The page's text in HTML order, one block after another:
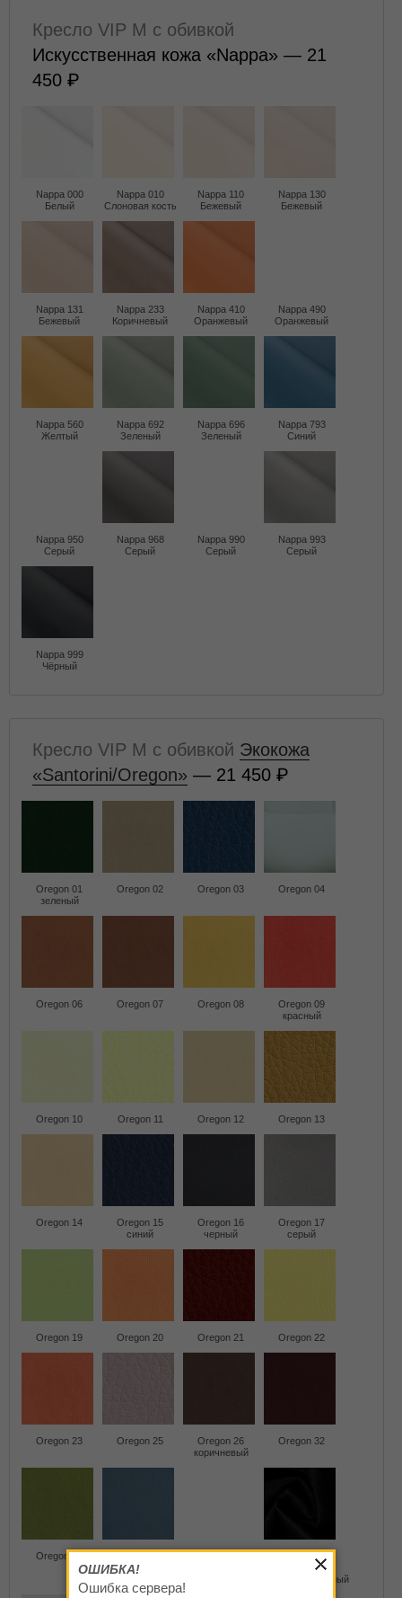
Кресло VIP M с обивкой
Искусственная кожа «Nappa» — 21
450
Nappa 000
Белый
Nappa 010
Слоновая кость
Nappa 110
Бежевый
Nappa 130
Бежевый
Nappa 131
Бежевый
Nappa 233
Коричневый
Nappa 410
Оранжевый
Nappa 490
Оранжевый
Nappa 560
Желтый
Nappa 692
Зеленый
Nappa 696
Зеленый
Nappa 793
Синий
Nappa 950
Серый
Nappa 968
Серый
Nappa 990
Серый
Nappa 993
Серый
Nappa 999
Чёрный
Кресло VIP M с обивкой Экокожа
«Santorini/Oregon» — 21 450
Oregon 01
зеленый
Oregon 02 Oregon 03 Oregon 04
Oregon 06 Oregon 07 Oregon 08
Oregon 09
красный
Oregon 10 Oregon 11 Oregon 12 Oregon 13
Oregon 14
Oregon 15
синий
Oregon 16
черный
Oregon 17
серый
Oregon 19 Oregon 20 Oregon 21 Oregon 22
Oregon 23 Oregon 25
Oregon 26
коричневый
Oregon 32
Oregon 33 Oregon 36
Santorini 0401
Santorini 0401
черный
перфарированный
ОШИБКА!
Ошибка сервера!